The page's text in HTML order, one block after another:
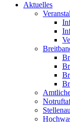
Aktuelles